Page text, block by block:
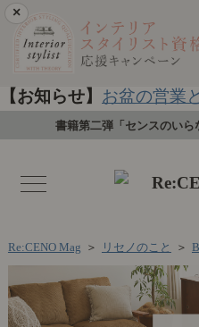
×
【お知らせ】 お盆の営業
書籍第二弾「センスのい
toggle
navigation
Re:CENO Mag ＞ リセノのこと ＞